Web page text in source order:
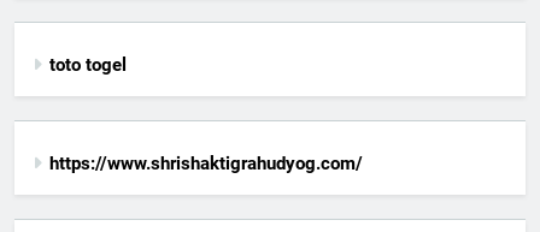
toto togel
https://www.shrishaktigrahudyog.com/